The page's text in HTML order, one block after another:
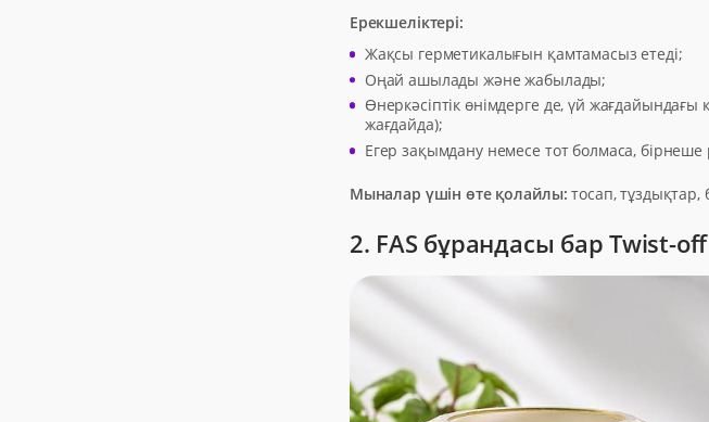
Ерекшеліктері:
Жақсы герметикалығын қамтамасыз етеді;
Оңай ашылады және жабылады;
Өнеркәсіптік өнімдерге де, үй
жағдайда);
Егер зақымдану немесе тот болмаса,
Мыналар үшін өте қолайлы: тосап,
2. FAS бұрандасы бар Twist-